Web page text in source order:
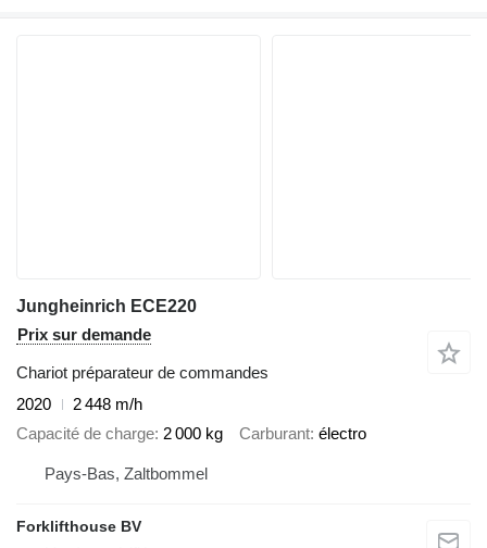
Jungheinrich ECE220
Prix sur demande
Chariot préparateur de commandes
2020
2 448 m/h
Capacité de charge 2 000 kg Carburant électro
Pays-Bas, Zaltbommel
Forklifthouse BV